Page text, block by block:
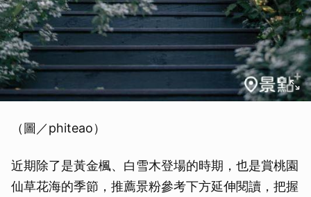
（圖／phiteao）
近期除了是黃金楓、白雪木登場的時期，也是賞桃園
仙草花海的季節，推薦景粉參考下方延伸閱讀，把握